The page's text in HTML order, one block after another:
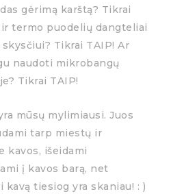
gėrimą karštą? Tikrai
termo puodelių dangteliai
Tikrai TAIP! Ar
naudoti mikrobangų
Tikrai TAIP!
mūsų mylimiausi. Juos
tarp miestų ir
kavos, išeidami
į kavos barą, net
tiesiog yra skaniau! : )